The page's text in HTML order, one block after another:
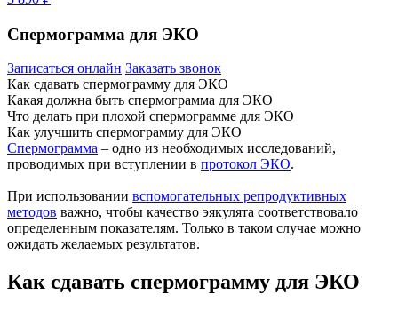
Спермограмма для ЭКО
Записаться онлайн Заказать звонок
Как сдавать спермограмму для ЭКО
Какая должна быть спермограмма для ЭКО
Что делать при плохой спермограмме для ЭКО
Как улучшить спермограмму для ЭКО
Спермограмма – одно из необходимых исследований,
проводимых при вступлении в протокол ЭКО.
При использовании вспомогательных репродуктивных
методов важно, чтобы качество эякулята соответствовало
определенным показателям. Только в таком случае можно
ожидать желаемых результатов.
Как сдавать спермограмму для ЭКО